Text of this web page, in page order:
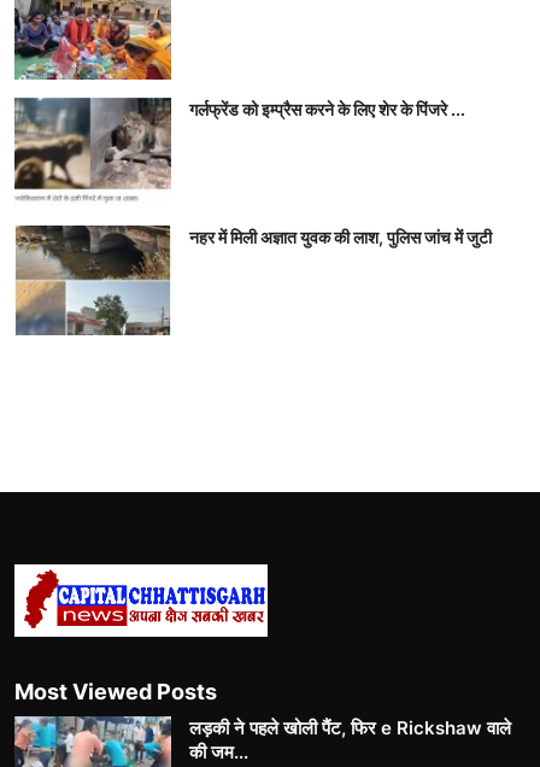
गर्लफ्रेंड को इम्‍प्रैस करने के लिए शेर के पिंजरे ...
नहर में मिली अज्ञात युवक की लाश, पुलिस जांच में जुटी
Most Viewed Posts
लड़की ने पहले खोली पैंट, फिर e Rickshaw वाले
की जम...